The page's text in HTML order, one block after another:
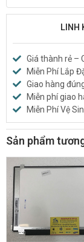
LINH
Giá thành rẻ –
Miễn Phí Lắp
Giao hàng
Miễn phí giao
Miễn Phí Vệ
Sản phẩm